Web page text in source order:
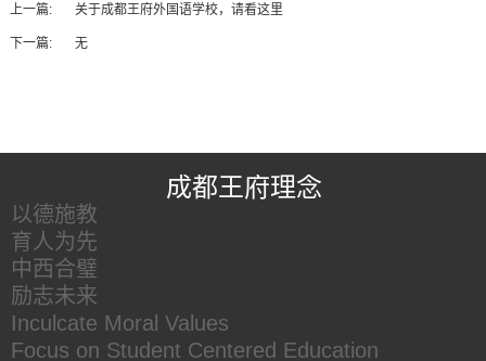
上一篇: 关于成都王府外国语学校，请看这里
下一篇: 无
成都王府理念
以德施教
育人为先
中西合璧
励志未来
Inculcate Moral Values
Focus on Student Centered Education